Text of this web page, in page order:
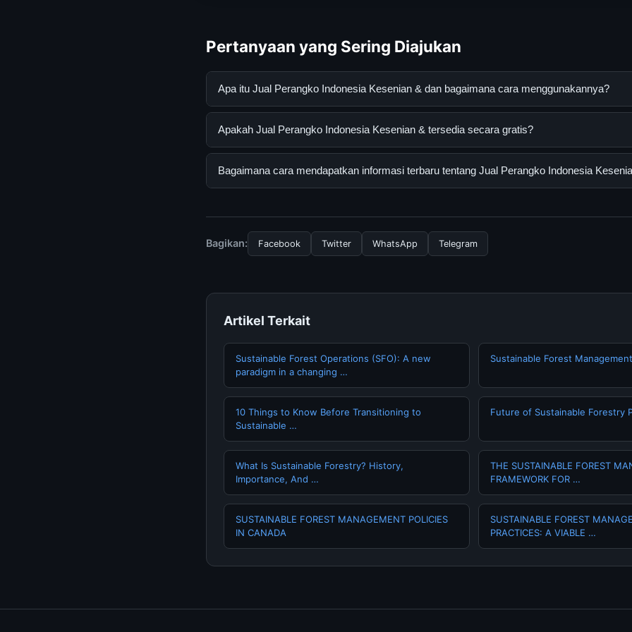
Pertanyaan yang Sering Diajukan
Apa itu Jual Perangko Indonesia Kesenian & dan bagaimana cara menggunakannya?
Jual Perangko Indonesia Kesenian & adalah layanan digital yang dirancang untuk
resmi dan mengikuti panduan yang tersedia.
Apakah Jual Perangko Indonesia Kesenian & tersedia secara gratis?
Ya, Jual Perangko Indonesia Kesenian & dapat diakses secara gratis oleh semua
Bagaimana cara mendapatkan informasi terbaru tentang Jual Perangko Indonesia
terpercaya.
Bagikan: Facebook Twitter WhatsApp Telegram
Artikel Terkait
Sustainable Forest Operations (SFO): A new
paradigm in a changing …
Sustainable Forest Management
10 Things to Know Before Transitioning to
Sustainable …
Future of Sustainable Forestry
What Is Sustainable Forestry? History,
Importance, And …
THE SUSTAINABLE FOREST
FRAMEWORK FOR …
SUSTAINABLE FOREST MANAGEMENT POLICIES
IN CANADA
SUSTAINABLE FOREST
PRACTICES: A VIABLE …